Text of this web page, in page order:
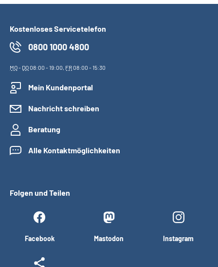
Kostenloses Servicetelefon
0800 1000 4800
MO- DO08:00 - 19:00, FR08:00 - 15:30
Mein Kundenportal
Nachricht schreiben
Beratung
Alle Kontaktmöglichkeiten
Folgen und Teilen
Facebook Mastodon Instagram